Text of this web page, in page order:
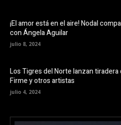
¡El amor está en el aire! Nodal
con Ángela Aguilar
julio 8, 2024
Los Tigres del Norte lanzan tiradera
Firme y otros artistas
julio 4, 2024